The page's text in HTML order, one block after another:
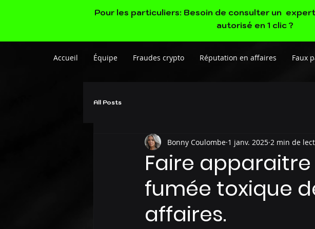
Pour les particuliers: Besoin de consulter un
autorisé en 1 clic ?
Accueil Équipe Fraudes crypto Réputation en affaires Faux
All Posts
Faire apparaitre
fumée toxique
affaires.
Bonny Coulombe 1 janv. 2025 2 min de